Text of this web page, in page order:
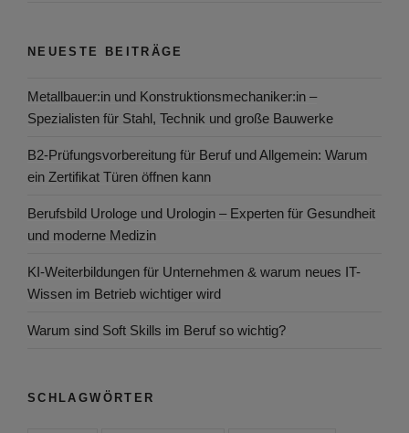
NEUESTE BEITRÄGE
Metallbauer:in und Konstruktionsmechaniker:in –
Spezialisten für Stahl, Technik und große Bauwerke
B2-Prüfungsvorbereitung für Beruf und Allgemein: Warum
ein Zertifikat Türen öffnen kann
Berufsbild Urologe und Urologin – Experten für Gesundheit
und moderne Medizin
KI-Weiterbildungen für Unternehmen & warum neues IT-
Wissen im Betrieb wichtiger wird
Warum sind Soft Skills im Beruf so wichtig?
SCHLAGWÖRTER